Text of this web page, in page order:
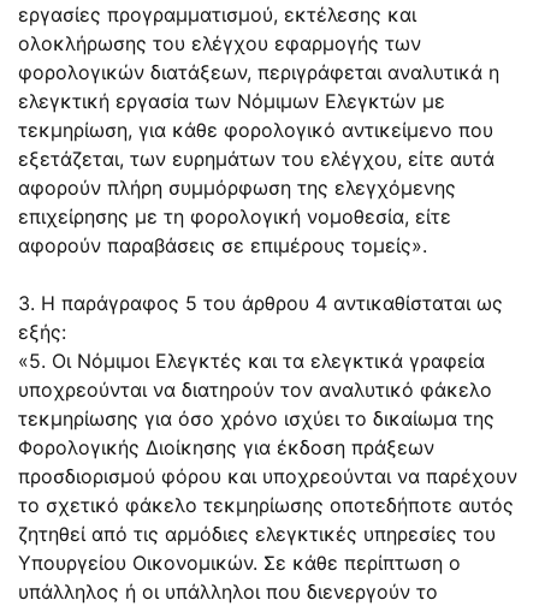
εργασίες προγραμματισμού, εκτέλεσης και
ολοκλήρωσης του ελέγχου εφαρμογής των
φορολογικών διατάξεων, περιγράφεται αναλυτικά η
ελεγκτική εργασία των Νόμιμων Ελεγκτών με
τεκμηρίωση, για κάθε φορολογικό αντικείμενο που
εξετάζεται, των ευρημάτων του ελέγχου, είτε αυτά
αφορούν πλήρη συμμόρφωση της ελεγχόμενης
επιχείρησης με τη φορολογική νομοθεσία, είτε
αφορούν παραβάσεις σε επιμέρους τομείς».
3. Η παράγραφος 5 του άρθρου 4 αντικαθίσταται ως
εξής:
«5. Οι Νόμιμοι Ελεγκτές και τα ελεγκτικά γραφεία
υποχρεούνται να διατηρούν τον αναλυτικό φάκελο
τεκμηρίωσης για όσο χρόνο ισχύει το δικαίωμα της
Φορολογικής Διοίκησης για έκδοση πράξεων
προσδιορισμού φόρου και υποχρεούνται να παρέχουν
το σχετικό φάκελο τεκμηρίωσης οποτεδήποτε αυτός
ζητηθεί από τις αρμόδιες ελεγκτικές υπηρεσίες του
Υπουργείου Οικονομικών. Σε κάθε περίπτωση ο
υπάλληλος ή οι υπάλληλοι που διενεργούν το